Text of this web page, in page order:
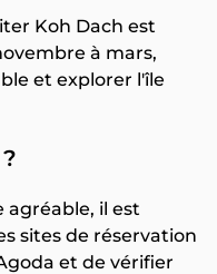
Koh Dach est
à mars,
et explorer l'île
il est
sites de réservation
et de vérifier